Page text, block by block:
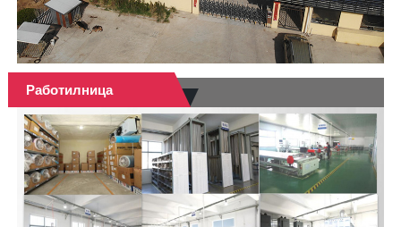
Работилница